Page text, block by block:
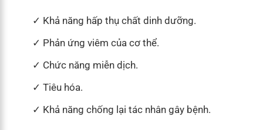
Khả năng hấp thụ chất dinh dưỡng.
Phản ứng viêm của cơ thể.
Chức năng miễn dịch.
Tiêu hóa.
Khả năng chống lại tác nhân gây bệnh.